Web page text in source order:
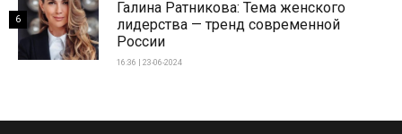
Галина Ратникова: Тема женского
лидерства — тренд современной
России
16:36 | 23-06-2024
6